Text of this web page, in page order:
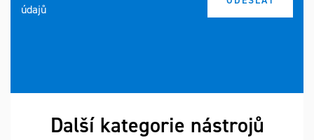
údajů
Další kategorie nástrojů